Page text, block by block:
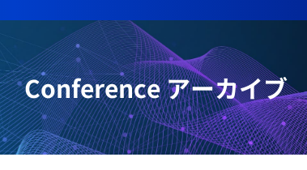
Conference アーカイブ